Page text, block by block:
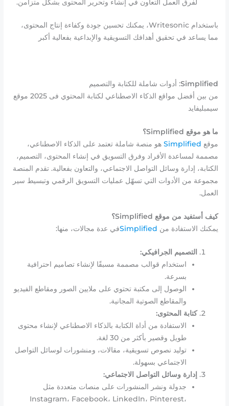
لفرق العمل التعاون في إنشاء وتحرير المحتوى بشكل متزامن.
باستخدام Writesonic، يمكنك تحسين جودة وكفاءة إنتاج المحتوى،
مما يساعد في تحقيق أهدافك التسويقية والإبداعية بفعالية أكبر
Simplified: أدوات شاملة للكتابة والتصميم
من بين أفضل مواقع الذكاء الاصطناعي لكتابة المحتوي فى 2025 موقع
سيمبليفايد
ما هو موقع Simplified؟
موقع Simplified هو منصة شاملة تعتمد على الذكاء الاصطناعي،
مصممة لمساعدة الأفراد وفرق التسويق في إنشاء المحتوى، التصميم،
الكتابة، إدارة وسائل التواصل الاجتماعي، والتعاون بفعالية. تقدم المنصة
مجموعة من الأدوات التي تسهّل عمليات التسويق الرقمي وتبسيط سير
العمل.
كيف أستفيد من موقع Simplified؟
يمكنك الاستفادة من Simplifiedفي عدة مجالات، منها:
التصميم الجرافيكي:
استخدام قوالب مصممة مسبقًا لإنشاء تصاميم احترافية
بسرعة.
الوصول إلى مكتبة تحتوي على ملايين الصور ومقاطع الفيديو
والمقاطع الصوتية المجانية.
كتابة المحتوى:
الاستفادة من أداة الكتابة بالذكاء الاصطناعي لإنشاء محتوى
طويل وقصير بأكثر من 30 لغة.
توليد نصوص تسويقية، مقالات، ومنشورات لوسائل التواصل
الاجتماعي بسهولة.
إدارة وسائل التواصل الاجتماعي:
جدولة ونشر المنشورات على منصات متعددة مثل
Instagram، Facebook، LinkedIn، Pinterest،